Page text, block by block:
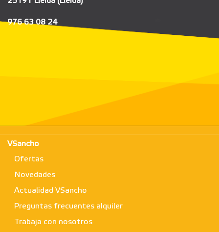
976 63 08 24
VSancho
Ofertas
Novedades
Actualidad VSancho
Preguntas frecuentes alquiler
Trabaja con nosotros